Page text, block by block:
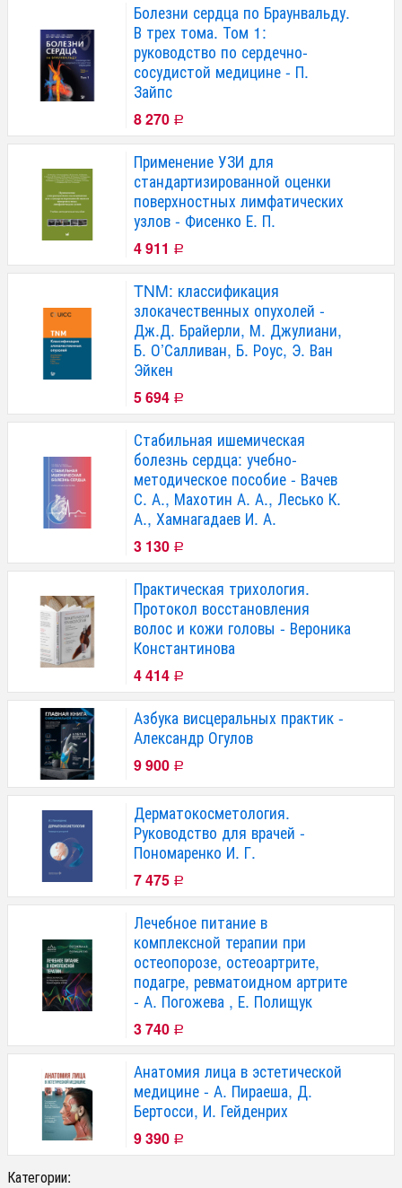
Болезни сердца по Браунвальду.
В трех тома. Том 1:
руководство по сердечно-
сосудистой медицине - П.
Зайпс
8 270 Р
Применение УЗИ для
стандартизированной оценки
поверхностных лимфатических
узлов - Фисенко Е. П.
4 911 Р
TNM: классификация
злокачественных опухолей -
Дж.Д. Брайерли, М. Джулиани,
Б. О’Салливан, Б. Роус, Э. Ван
Эйкен
5 694 Р
Стабильная ишемическая
болезнь сердца: учебно-
методическое пособие - Вачев
С. А., Махотин А. А., Лесько К.
А., Хамнагадаев И. А.
3 130 Р
Практическая трихология.
Протокол восстановления
волос и кожи головы - Вероника
Константинова
4 414 Р
Азбука висцеральных практик -
Александр Огулов
9 900 Р
Дерматокосметология.
Руководство для врачей -
Пономаренко И. Г.
7 475 Р
Лечебное питание в
комплексной терапии при
остеопорозе, остеоартрите,
подагре, ревматоидном артрите
- А. Погожева , Е. Полищук
3 740 Р
Анатомия лица в эстетической
медицине - А. Пираеша, Д.
Бертосси, И. Гейденрих
9 390 Р
Категории: